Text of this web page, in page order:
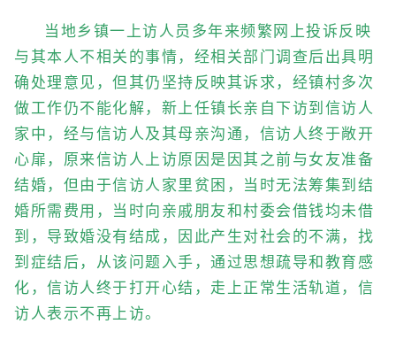
当地乡镇一上访人员多年来频繁网上投诉反映
与其本人不相关的事情，经相关部门调查后出具明
确处理意见，但其仍坚持反映其诉求，经镇村多次
做工作仍不能化解，新上任镇长亲自下访到信访人
家中，经与信访人及其母亲沟通，信访人终于敞开
心扉，原来信访人上访原因是因其之前与女友准备
结婚，但由于信访人家里贫困，当时无法筹集到结
婚所需费用，当时向亲戚朋友和村委会借钱均未借
到，导致婚没有结成，因此产生对社会的不满，找
到症结后，从该问题入手，通过思想疏导和教育感
化，信访人终于打开心结，走上正常生活轨道，信
访人表示不再上访。